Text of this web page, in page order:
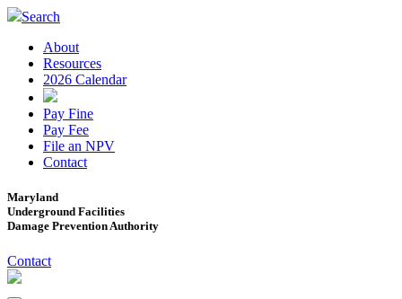
Search
About
Resources
2026 Calendar
Pay Fine
Pay Fee
File an NPV
Contact
Maryland
Underground Facilities
Damage Prevention Authority
Contact